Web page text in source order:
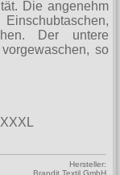
€ )
Die angenehm
Der untere
so
Hersteller:
Brandit Textil GmbH